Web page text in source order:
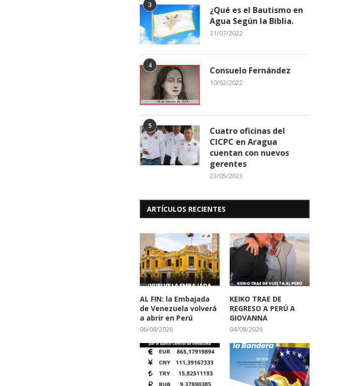
3
¿Qué es el Bautismo en
Agua Según la Biblia.
31/07/2022
4 Consuelo Fernández
10/02/2022
5
Cuatro oficinas del
CICPC en Aragua
cuentan con nuevos
gerentes
23/05/2023
ARTÍCULOS RECIENTES
AL FIN: la Embajada
de Venezuela volverá
a abrir en Perú
06/08/2026
KEIKO TRAE DE
REGRESO A PERÚ A
GIOVANNA
04/08/2026